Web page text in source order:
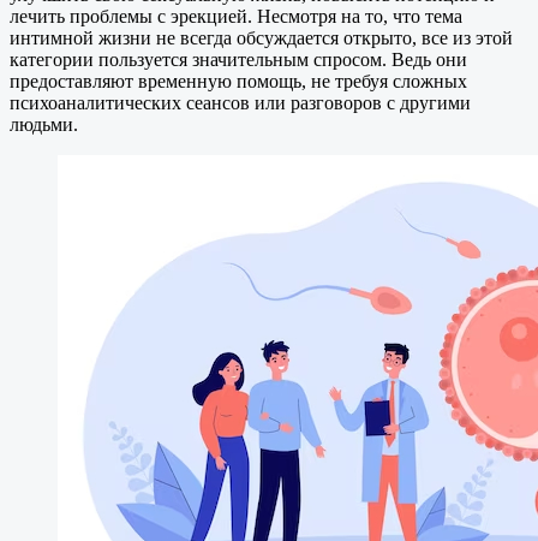
лечить проблемы с эрекцией. Несмотря на то, что тема
интимной жизни не всегда обсуждается открыто, все из этой
категории пользуется значительным спросом. Ведь они
предоставляют временную помощь, не требуя сложных
психоаналитических сеансов или разговоров с другими
людьми.